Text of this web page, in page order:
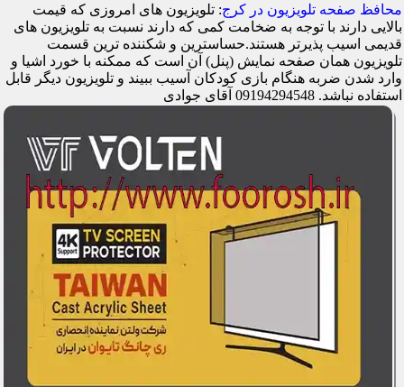
محافظ صفحه تلویزیون در کرج: تلویزیون های امروزی که قیمت
بالایی دارند با توجه به ضخامت کمی که دارند نسبت به تلویزیون های
قدیمی اسیب پذیرتر هستند.حساسترین و شکننده ترین قسمت
تلویزیون همان صفحه نمایش (پنل) آن است که ممکنه با خورد اشیا و
وارد شدن ضربه هنگام بازی کودکان آسیب ببیند و تلویزیون دیگر قابل
استفاده نباشد. 09194294548 آقای جوادی